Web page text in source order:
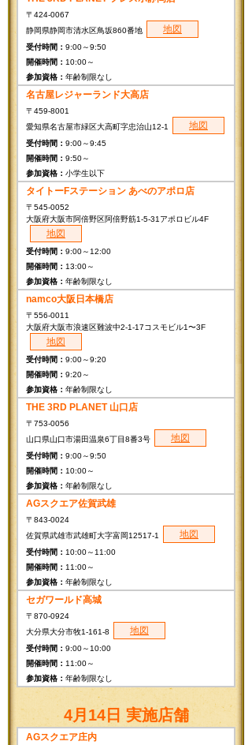
〒424-0067
静岡県静岡市清水区鳥坂860番地
地図
9:00～9:50
10:00～
年齢制限なし
名古屋レジャーランド大高店
〒459-8001
愛知県名古屋市緑区大高町字忠治山12-1
地図
9:00～9:45
9:50～
小学生以下
タイトーFステーション あべのアポロ店
〒545-0052
大阪府大阪市阿倍野区阿倍野筋1-5-31アポロビル4F
地図
9:00～12:00
13:00～
年齢制限なし
namco大阪日本橋店
〒556-0011
大阪府大阪市浪速区難波中2-1-17コスモビル1〜3F
地図
9:00～9:20
9:20～
年齢制限なし
THE 3RD PLANET 山口店
〒753-0056
山口県山口市湯田温泉6丁目8番3号
地図
9:00～9:50
10:00～
年齢制限なし
AGスクエア佐賀武雄
〒843-0024
佐賀県武雄市武雄町大字富岡12517-1
地図
10:00～11:00
11:00～
年齢制限なし
セガワールド高城
〒870-0924
大分県大分市牧1-161-8
地図
9:00～10:00
11:00～
年齢制限なし
4月14日 実施店舗
AGスクエア庄内